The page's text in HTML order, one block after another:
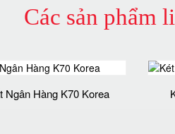
Các sản phẩm
Ngân Hàng K70 Korea